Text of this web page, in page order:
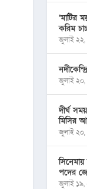
‘মাটির
করিম
জুলাই
জুলাই
দীর্ঘ
মিসির
জুলাই
পদের
জুলাই